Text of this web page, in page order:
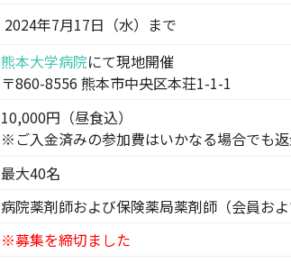
2024年7月17日（水）まで
熊本大学病院にて現地開催
〒860-8556 熊本市中央区本荘1-1-1
10,000円（昼食込）
※ご入金済みの参加費はいかなる場合でも
最大40名
病院薬剤師および保険薬局薬剤師（会員およ
※募集を締切ました